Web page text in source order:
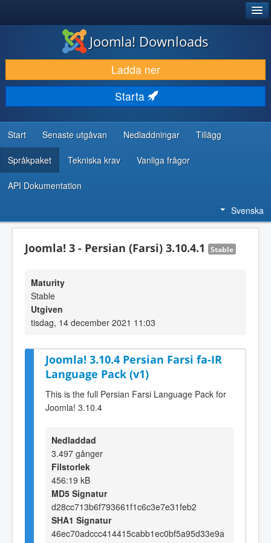
LADDA NER & UTÖKA
UPPTÄCK & LÄR
GEMENSKAP & SUPPORT
RESURSER FÖR UTVECKLARE
Joomla! Downloads
Ladda ner
Starta
Start Senaste utgåvan Nedladdningar Tillägg
Språkpaket Tekniska krav Vanliga frågor
API Dokumentation
Svenska
Joomla! 3 - Persian (Farsi) 3.10.4.1 Stable
Maturity
Stable
Utgiven
tisdag, 14 december 2021 11:03
Joomla! 3.10.4 Persian Farsi fa-IR
Language Pack (v1)
This is the full Persian Farsi Language Pack for
Joomla! 3.10.4
Nedladdad
3.497 gånger
Filstorlek
456:19 kB
MD5 Signatur
d28cc713b6f793661f1c6c3e7e31feb2
SHA1 Signatur
46ec70adccc414415cabb1ec0bf5a95d33e9a